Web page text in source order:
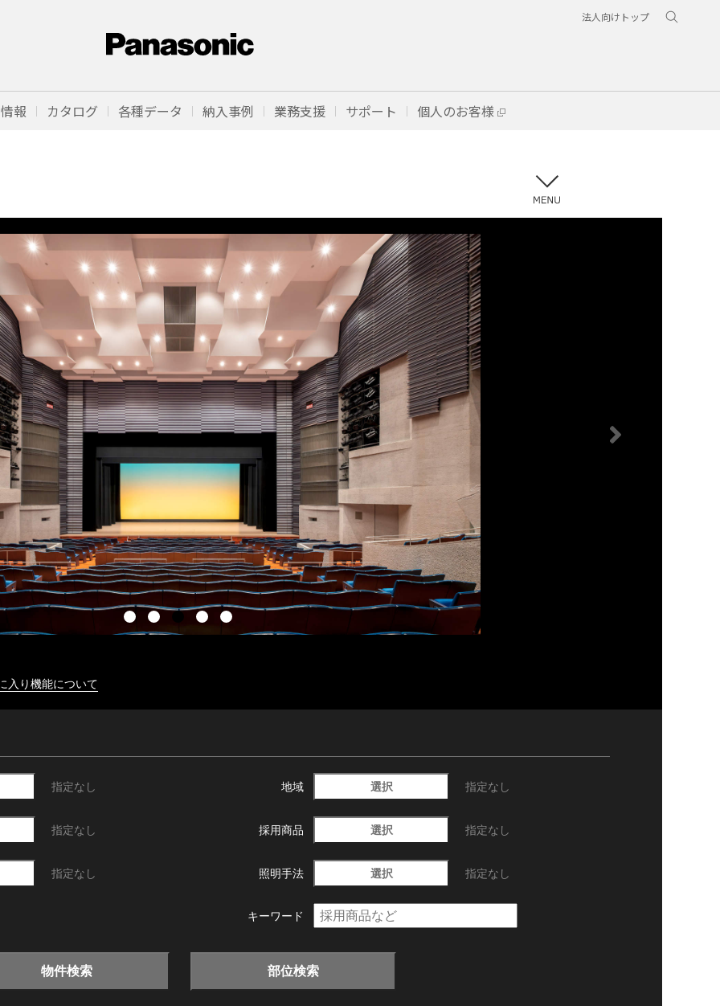
法人向けトップ
報 カタログ 各種データ 納入事例 業務支援 サポート 個人のお客様
入り機能について
指定なし 地域 選択 指定なし
指定なし 採用商品 選択 指定なし
指定なし 照明手法 選択 指定なし
キーワード
物件検索 部位検索